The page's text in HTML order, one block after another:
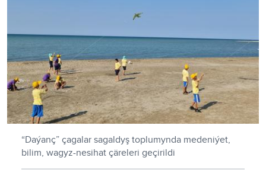
“Daýanç” çagalar sagaldyş toplumynda medeniýet,
bilim, wagyz-nesihat çäreleri geçirildi